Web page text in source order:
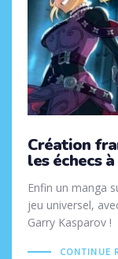
Création
les échecs
Enfin un manga
jeu universel,
Garry Kasparov !
CONTINUE